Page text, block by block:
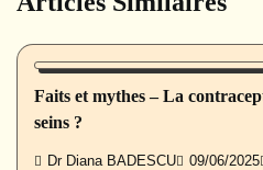
Santé des femmes
Faits et mythes – La
seins ?
Dr Diana BADESCU 09/06/2025